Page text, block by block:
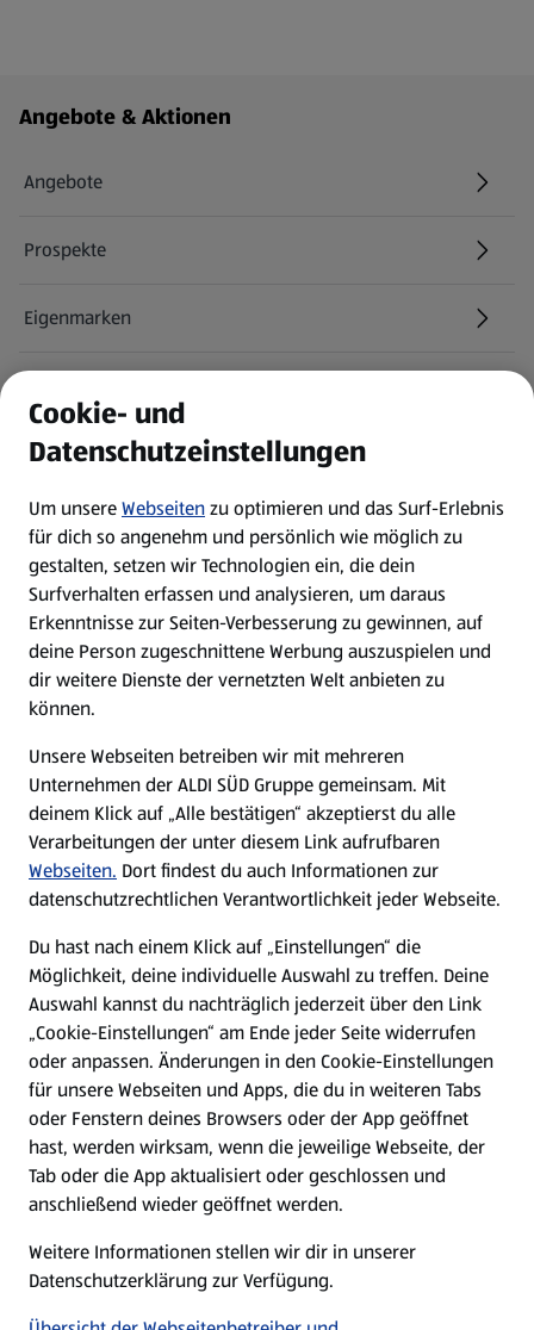
Fußzeilenmenü - weitere Links
Angebote & Aktionen
Angebote
Prospekte
Eigenmarken
Newsletter
WhatsApp
Über ALDI SÜD
Filialen
Nachhaltigkeit
Karriere
Presse
Hilfe & Kontakt
(öffnet in einem neuen Tab)
Unternehmen
Folge uns hier:
Cookie- und
Datenschutzeinstellungen
Um unsereWebseitenzu optimieren und das Surf-Erlebnis
für dich so angenehm und persönlich wie möglich zu
gestalten, setzen wir Technologien ein, die dein
Surfverhalten erfassen und analysieren, um daraus
Erkenntnisse zur Seiten-Verbesserung zu gewinnen, auf
deine Person zugeschnittene Werbung auszuspielen und
dir weitere Dienste der vernetzten Welt anbieten zu
können.
Unsere Webseiten betreiben wir mit mehreren
Unternehmen der ALDI SÜD Gruppe gemeinsam. Mit
deinem Klick auf „Alle bestätigen“ akzeptierst du alle
Verarbeitungen der unter diesem Link aufrufbaren
Webseiten. Dort findest du auch Informationen zur
datenschutzrechtlichen Verantwortlichkeit jeder Webseite.
Du hast nach einem Klick auf „Einstellungen“ die
Möglichkeit, deine individuelle Auswahl zu treffen. Deine
Auswahl kannst du nachträglich jederzeit über den Link
„Cookie-Einstellungen“ am Ende jeder Seite widerrufen
oder anpassen. Änderungen in den Cookie-Einstellungen
für unsere Webseiten und Apps, die du in weiteren Tabs
oder Fenstern deines Browsers oder der App geöffnet
hast, werden wirksam, wenn die jeweilige Webseite, der
Tab oder die App aktualisiert oder geschlossen und
anschließend wieder geöffnet werden.
Weitere Informationen stellen wir dir in unserer
Datenschutzerklärung zur Verfügung.